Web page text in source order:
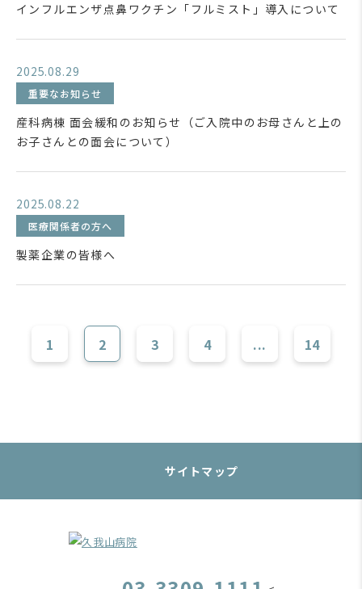
インフルエンザ点鼻ワクチン「フルミスト」導入について
2025.08.29
重要なお知らせ
産科病棟 面会緩和のお知らせ（ご入院中のお母さんと上の
お子さんとの面会について）
2025.08.22
医療関係者の方へ
製薬企業の皆様へ
1 2 3 4 ... 14
サイトマップ